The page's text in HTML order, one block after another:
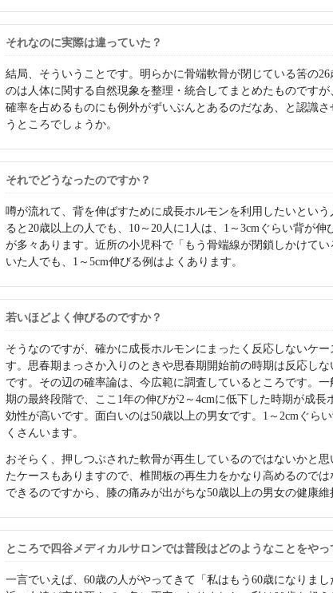
それなのに実際は違っていた？
結局、そういうことです。明らかに骨端軟骨が閉じている筈の
のは人体に関する自然現象を整理・統合してまとめたものです
確率を占めるものにも例外がずいぶんとあるのだなあ、と認識
うところでしょうか。
それでどうなったのですか？
噂が流れて、背を伸ばすために成長ホルモンを利用したいとい
ると20歳以上の人でも、10～20人に1人は、1～3cmぐらい背が
が多々あります。近所の小児科で「もう骨端線が閉鎖しかけて
いた人でも、1～5cm伸びる例はよくあります。
若いほどよく伸びるのですか？
そうなのですが、確かに成長ホルモンにまったく反応しないケー
す。思春期まっさか入りのときや思春期開始前の時期は反応しな
です。その辺の確率論は、今広範に調査しているところです。
期の最終段階で、ここ1年の伸びが2～4cmに低下した時期が成長
効性が高いです。面白いのは50歳以上の男女です。1～2cmぐら
くさんいます。
おそらく、押しつぶされた軟骨が再生しているのではないかと
たケースもありますので、椎間板の再生力をかなり高めるので
できるのですから、膝の痛みが出がちな50歳以上の男女の健康
ところで四谷メディカルサロンでは普段はどのようなことをやっ
一言でいえば、60歳の人がやってきて「私はもう60歳になりま